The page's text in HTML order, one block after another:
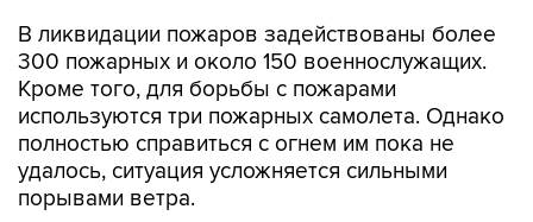
В ликвидации пожаров задействованы более
300 пожарных и около 150 военнослужащих.
Кроме того, для борьбы с пожарами
используются три пожарных самолета. Однако
полностью справиться с огнем им пока не
удалось, ситуация усложняется сильными
порывами ветра.